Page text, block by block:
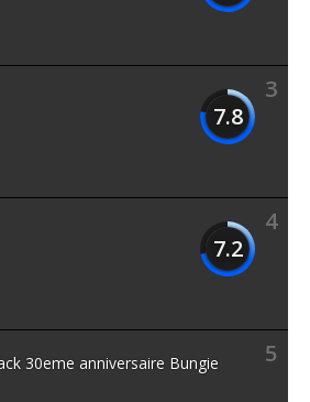
3
7.8
4
7.2
5
30eme anniversaire Bungie